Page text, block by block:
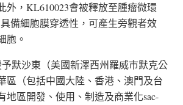
外，KL610023會被釋放至腫瘤微環
備細胞膜穿透性，可產生旁觀者效
胞。
默沙東（美國新澤西州羅威市默克公
區（包括中國大陸、香港、澳門及台
地區開發、使用、制造及商業化sac-